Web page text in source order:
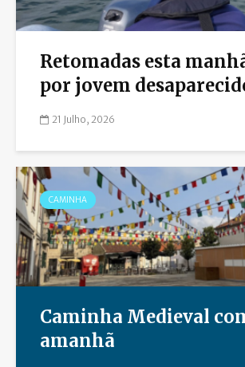
Retomadas esta
por jovem
21 Julho, 2026
CAMINHA
Caminha Medieval
amanhã